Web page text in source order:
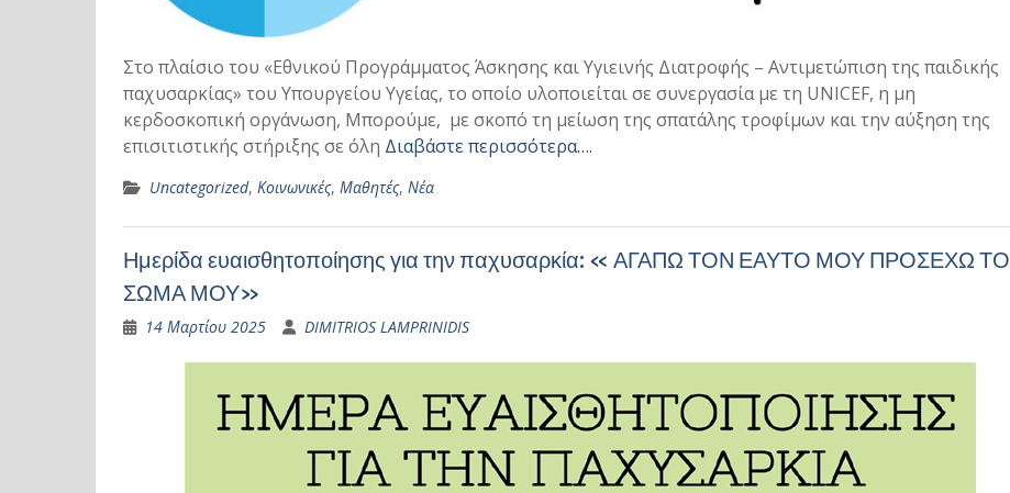
Στο πλαίσιο του «Εθνικού Προγράμματος Άσκησης και Υγιεινής Διατροφής – Αντιμετώπιση της παιδικής
παχυσαρκίας» του Υπουργείου Υγείας, το οποίο υλοποιείται σε συνεργασία με τη UNICEF, η μη
κερδοσκοπική οργάνωση, Μπορούμε, με σκοπό τη μείωση της σπατάλης τροφίμων και την αύξηση της
επισιτιστικής στήριξης σε όλη Διαβάστε περισσότερα….
Uncategorized, Κοινωνικές, Μαθητές, Νέα
Ημερίδα ευαισθητοποίησης για την παχυσαρκία: « ΑΓΑΠΩ ΤΟΝ ΕΑΥΤΟ ΜΟΥ ΠΡΟΣΕΧΩ ΤΟ
ΣΩΜΑ ΜΟΥ»
14 Μαρτίου 2025 DIMITRIOS LAMPRINIDIS